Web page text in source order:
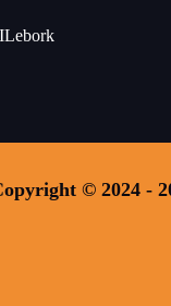
© 2024 -